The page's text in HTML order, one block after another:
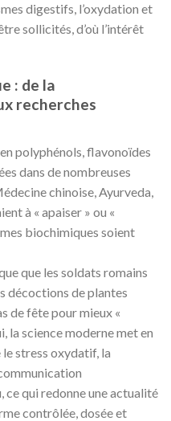
digestifs, l’oxydation et
sollicités, d’où l’intérêt
: de la
recherches
polyphénols, flavonoïdes
dans de nombreuses
chinoise, Ayurveda,
à « apaiser » ou «
biochimiques soient
que les soldats romains
décoctions de plantes
de fête pour mieux «
la science moderne met en
stress oxydatif, la
qui redonne une actualité
contrôlée, dosée et